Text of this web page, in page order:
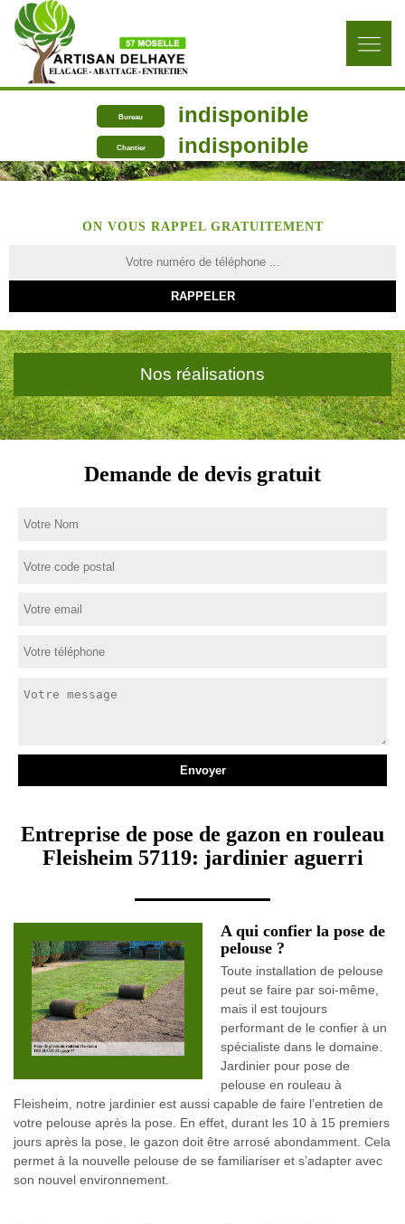
Bureau indisponible
Chantier indisponible
ON VOUS RAPPEL GRATUITEMENT
Nos réalisations
Demande de devis gratuit
Entreprise de pose de gazon en rouleau
Fleisheim 57119: jardinier aguerri
A qui confier la pose de
pelouse ?
Toute installation de pelouse
peut se faire par soi-même,
mais il est toujours
performant de le confier à un
spécialiste dans le domaine.
Jardinier pour pose de
pelouse en rouleau à
Fleisheim, notre jardinier est aussi capable de faire l’entretien de
votre pelouse après la pose. En effet, durant les 10 à 15 premiers
jours après la pose, le gazon doit être arrosé abondamment. Cela
permet à la nouvelle pelouse de se familiariser et s’adapter avec
son nouvel environnement.